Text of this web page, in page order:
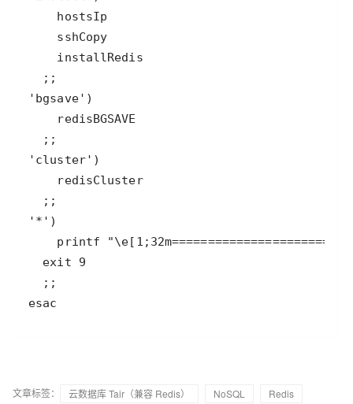
    redisCluster
文章标签： 云数据库 Tair（兼容 Redis） NoSQL
Redis